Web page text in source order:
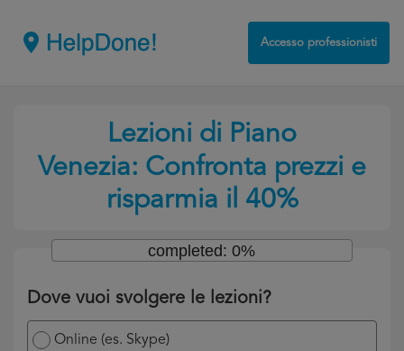
Accesso professionisti
Lezioni di Piano
Venezia: Confronta prezzi e
risparmia il 40%
Dove vuoi svolgere le lezioni?
Online (es. Skype)
completed: 0%